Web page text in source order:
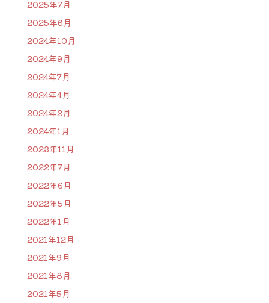
2025年7月
2025年6月
2024年10月
2024年9月
2024年7月
2024年4月
2024年2月
2024年1月
2023年11月
2022年7月
2022年6月
2022年5月
2022年1月
2021年12月
2021年9月
2021年8月
2021年5月